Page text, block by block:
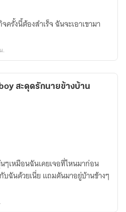
ำเร็จ ฉันจะเอาเขามา
.
Charming boy สะดุดรักนายข้างบ้าน
ๆเหมือนฉันเคยเจอที่ไหนมาก่อน
มดันมาอยู่บ้านข้างๆ